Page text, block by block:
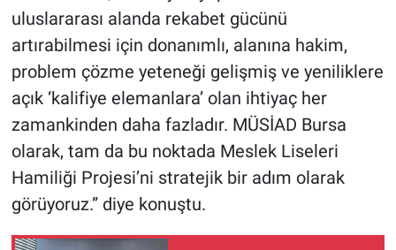
uluslararası alanda rekabet gücünü
artırabilmesi için donanımlı, alanına hakim,
problem çözme yeteneği gelişmiş ve yeniliklere
açık ‘kalifiye elemanlara’ olan ihtiyaç her
zamankinden daha fazladır. MÜSİAD Bursa
olarak, tam da bu noktada Meslek Liseleri
Hamiliği Projesi’ni stratejik bir adım olarak
görüyoruz.” diye konuştu.